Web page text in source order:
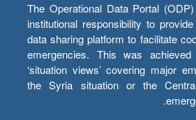
The Operational Data Portal
institutional responsibility to
data sharing platform to facilitate
emergencies. This was achieved
‘situation views’ covering major
the Syria situation or the